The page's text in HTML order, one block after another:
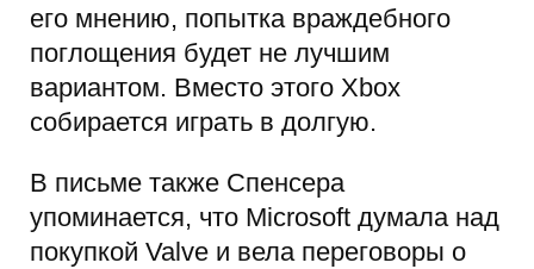
его мнению, попытка враждебного
поглощения будет не лучшим
вариантом. Вместо этого Xbox
собирается играть в долгую.
В письме также Спенсера
упоминается, что Microsoft думала над
покупкой Valve и вела переговоры о